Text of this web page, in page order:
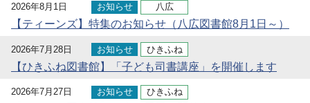
2026年8月1日 お知らせ 八広
【ティーンズ】特集のお知らせ（八広図書館8月1日～）
2026年7月28日 お知らせ ひきふね
【ひきふね図書館】「子ども司書講座」を開催します
2026年7月27日 お知らせ ひきふね